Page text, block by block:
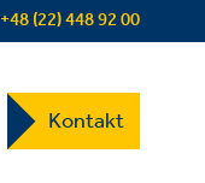
+48 (22) 448 92 00
Contact
US
Dropdown
Kontakt